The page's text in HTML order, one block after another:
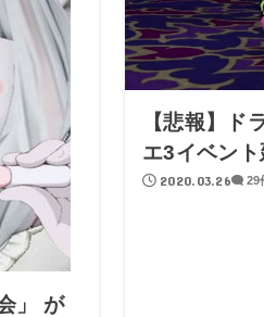
」 が
【悲報】ド
エ3イベント
2020.03.26 29